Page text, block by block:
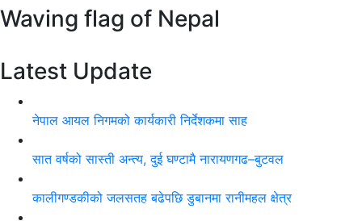
Waving flag of Nepal
Latest Update
नेपाल आयल निगमको कार्यकारी निर्देशकमा साह
सात वर्षको सास्ती अन्त्य, दुई घण्टामै नारायणगढ–बुटवल
कालीगण्डकीको जलसतह बढेपछि डुबानमा रानीमहल क्षेत्र